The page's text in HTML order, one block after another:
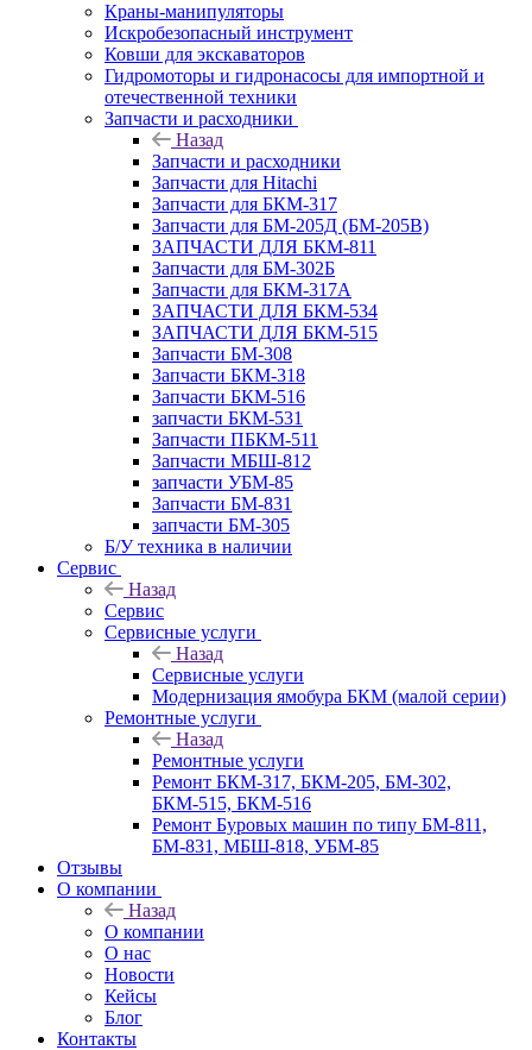
Краны-манипуляторы
Искробезопасный инструмент
Ковши для экскаваторов
Гидромоторы и гидронасосы для импортной и
отечественной техники
Запчасти и расходники
Назад
Запчасти и расходники
Запчасти для Hitachi
Запчасти для БКМ-317
Запчасти для БМ-205Д (БМ-205В)
ЗАПЧАСТИ ДЛЯ БКМ-811
Запчасти для БМ-302Б
Запчасти для БКМ-317А
ЗАПЧАСТИ ДЛЯ БКМ-534
ЗАПЧАСТИ ДЛЯ БКМ-515
Запчасти БМ-308
Запчасти БКМ-318
Запчасти БКМ-516
запчасти БКМ-531
Запчасти ПБКМ-511
Запчасти МБШ-812
запчасти УБМ-85
Запчасти БМ-831
запчасти БМ-305
Б/У техника в наличии
Сервис
Назад
Сервис
Сервисные услуги
Назад
Сервисные услуги
Модернизация ямобура БКМ (малой серии)
Ремонтные услуги
Назад
Ремонтные услуги
Ремонт БКМ-317, БКМ-205, БМ-302,
БКМ-515, БКМ-516
Ремонт Буровых машин по типу БМ-811,
БМ-831, МБШ-818, УБМ-85
Отзывы
О компании
Назад
О компании
О нас
Новости
Кейсы
Блог
Контакты